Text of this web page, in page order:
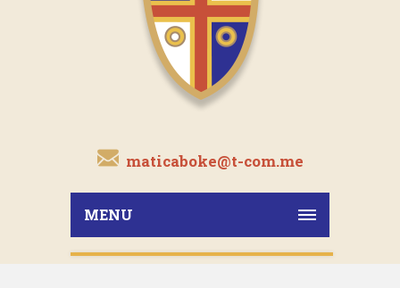
maticaboke@t-com.me
MENU